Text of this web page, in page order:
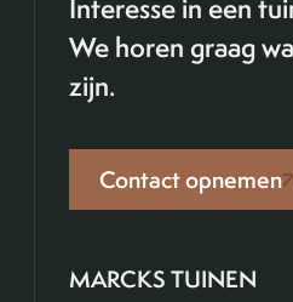
Interesse in een
We horen graag
zijn.
Contact opnemen
MARCKS TUINEN